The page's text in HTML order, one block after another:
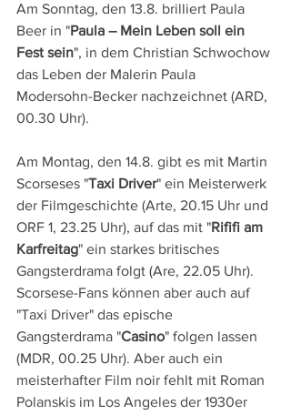
Am Sonntag, den 13.8. brilliert Paula
Beer in "Paula – Mein Leben soll ein
Fest sein", in dem Christian Schwochow
das Leben der Malerin Paula
Modersohn-Becker nachzeichnet (ARD,
00.30 Uhr).
Am Montag, den 14.8. gibt es mit Martin
Scorseses "Taxi Driver" ein Meisterwerk
der Filmgeschichte (Arte, 20.15 Uhr und
ORF 1, 23.25 Uhr), auf das mit "Rififi am
Karfreitag" ein starkes britisches
Gangsterdrama folgt (Are, 22.05 Uhr).
Scorsese-Fans können aber auch auf
"Taxi Driver" das epische
Gangsterdrama "Casino" folgen lassen
(MDR, 00.25 Uhr). Aber auch ein
meisterhafter Film noir fehlt mit Roman
Polanskis im Los Angeles der 1930er